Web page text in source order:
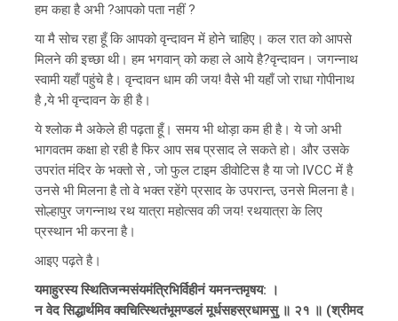
हम कहा है अभी ?आपको पता नहीं ?
या मै सोच रहा हूँ कि आपको वृन्दावन में होने चाहिए। कल रात को आपसे
मिलने की इच्छा थी। हम भगवान् को कहा ले आये है?वृन्दावन। जगन्नाथ
स्वामी यहाँ पहुंचे है। वृन्दावन धाम की जय! वैसे भी यहाँ जो राधा गोपीनाथ
है ,ये भी वृन्दावन के ही है।
ये श्लोक मै अकेले ही पढ़ता हूँ। समय भी थोड़ा कम ही है। ये जो अभी
भागवतम कक्षा हो रही है फिर आप सब प्रसाद ले सकते हो। और उसके
उपरांत मंदिर के भक्तो से , जो फुल टाइम डीवोटिस है या जो IVCC में है
उनसे भी मिलना है तो वे भक्त रहेंगे प्रसाद के उपरान्त, उनसे मिलना है।
सोल्हापुर जगन्नाथ रथ यात्रा महोत्सव की जय! रथयात्रा के लिए
प्रस्थान भी करना है।
आइए पढ़ते है।
यमाहुरस्य स्थितिजन्मसंयमंत्रिभिर्विहीनं यमनन्तमृषय: ।
न वेद सिद्धार्थमिव क्‍वचित्स्थितंभूमण्डलं मूर्धसहस्रधामसु॒ ॥ २१ ॥ (श्रीमद